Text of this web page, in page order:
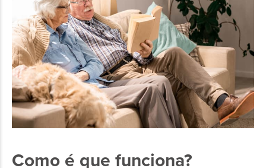
Como é que funciona?